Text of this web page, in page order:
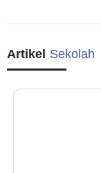
Artikel Sekolah